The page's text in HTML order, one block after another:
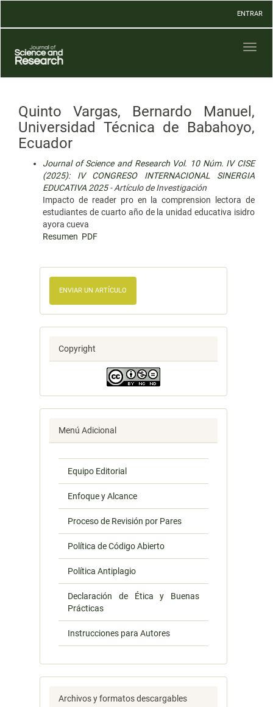
Contenido
Barra
lateral
ENTRAR
Quinto Vargas, Bernardo Manuel,
Universidad Técnica de Babahoyo,
Ecuador
Journal of Science and Research Vol. 10 Núm. IV CISE
(2025): IV CONGRESO INTERNACIONAL SINERGIA
EDUCATIVA 2025- Artículo de Investigación
Impacto de reader pro en la comprension lectora de
estudiantes de cuarto año de la unidad educativa isidro
ayora cueva
Resumen PDF
ENVIAR UN ARTÍCULO
Copyright
Menú Adicional
Equipo Editorial
Enfoque y Alcance
Proceso de Revisión por Pares
Política de Código Abierto
Política Antiplagio
Declaración de Ética y Buenas
Prácticas
Instrucciones para Autores
Archivos y formatos descargables